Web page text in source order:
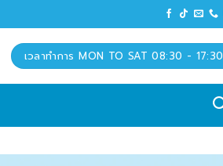
เวลาทำการ MON TO SAT 08:30 - 17:30